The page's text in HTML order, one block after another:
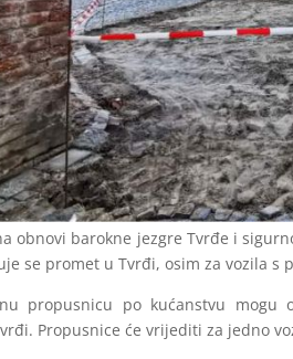
obnovi barokne jezgre Tvrđe i
se promet u Tvrđi, osim za vozila s
propusnicu po kućanstvu
Propusnice će vrijediti za jedno